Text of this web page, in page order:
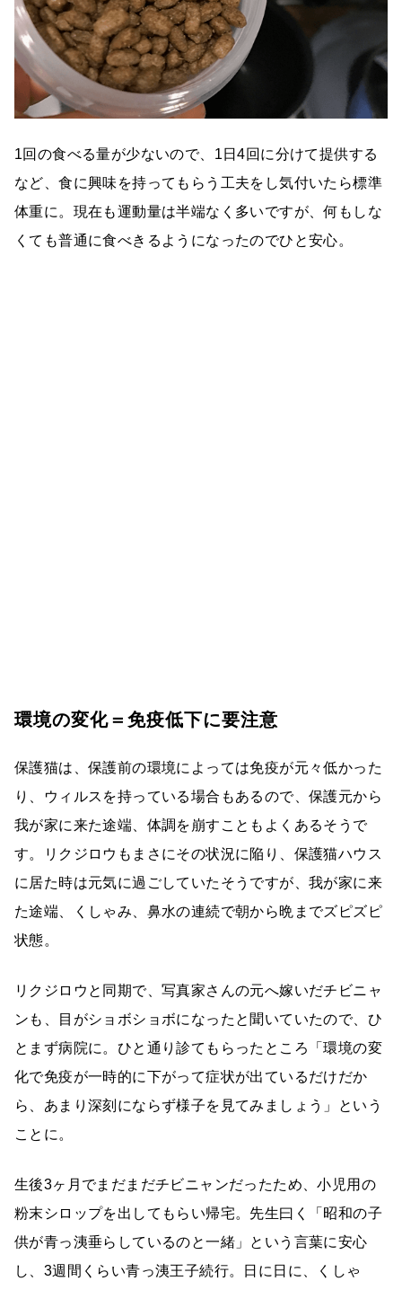
1回の食べる量が少ないので、1日4回に分けて提供する
など、食に興味を持ってもらう工夫をし気付いたら標準
体重に。現在も運動量は半端なく多いですが、何もしな
くても普通に食べきるようになったのでひと安心。
環境の変化＝免疫低下に要注意
保護猫は、保護前の環境によっては免疫が元々低かった
り、ウィルスを持っている場合もあるので、保護元から
我が家に来た途端、体調を崩すこともよくあるそうで
す。リクジロウもまさにその状況に陥り、保護猫ハウス
に居た時は元気に過ごしていたそうですが、我が家に来
た途端、くしゃみ、鼻水の連続で朝から晩までズピズピ
状態。
リクジロウと同期で、写真家さんの元へ嫁いだチビニャ
ンも、目がショボショボになったと聞いていたので、ひ
とまず病院に。ひと通り診てもらったところ「環境の変
化で免疫が一時的に下がって症状が出ているだけだか
ら、あまり深刻にならず様子を見てみましょう」という
ことに。
生後3ヶ月でまだまだチビニャンだったため、小児用の
粉末シロップを出してもらい帰宅。先生曰く「昭和の子
供が青っ洟垂らしているのと一緒」という言葉に安心
し、3週間くらい青っ洟王子続行。日に日に、くしゃ